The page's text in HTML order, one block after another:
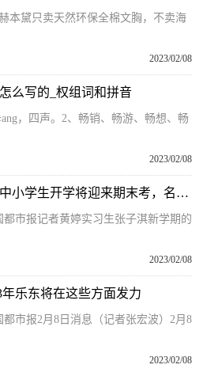
本黛只卖天然环保全棉文胸，不卖海
2023/02/08
么写的_权组词和拼音
，四声。2、畅销、畅游、畅想、畅
2023/02/08
天天快消息！海南多市县中小学生开学将迎来期末考，名师支招这样复习备考
市报记者黄婷实习生张子淇新学期的
2023/02/08
乐东将在这些方面发力
市报2月8日消息（记者张宏波）2月8
2023/02/08